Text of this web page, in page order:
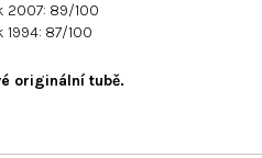
2007: 89/100
87/100
originální tubě.